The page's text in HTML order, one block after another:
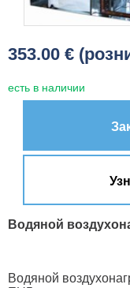
353.00 €
есть в наличии
Водяной
Водяной